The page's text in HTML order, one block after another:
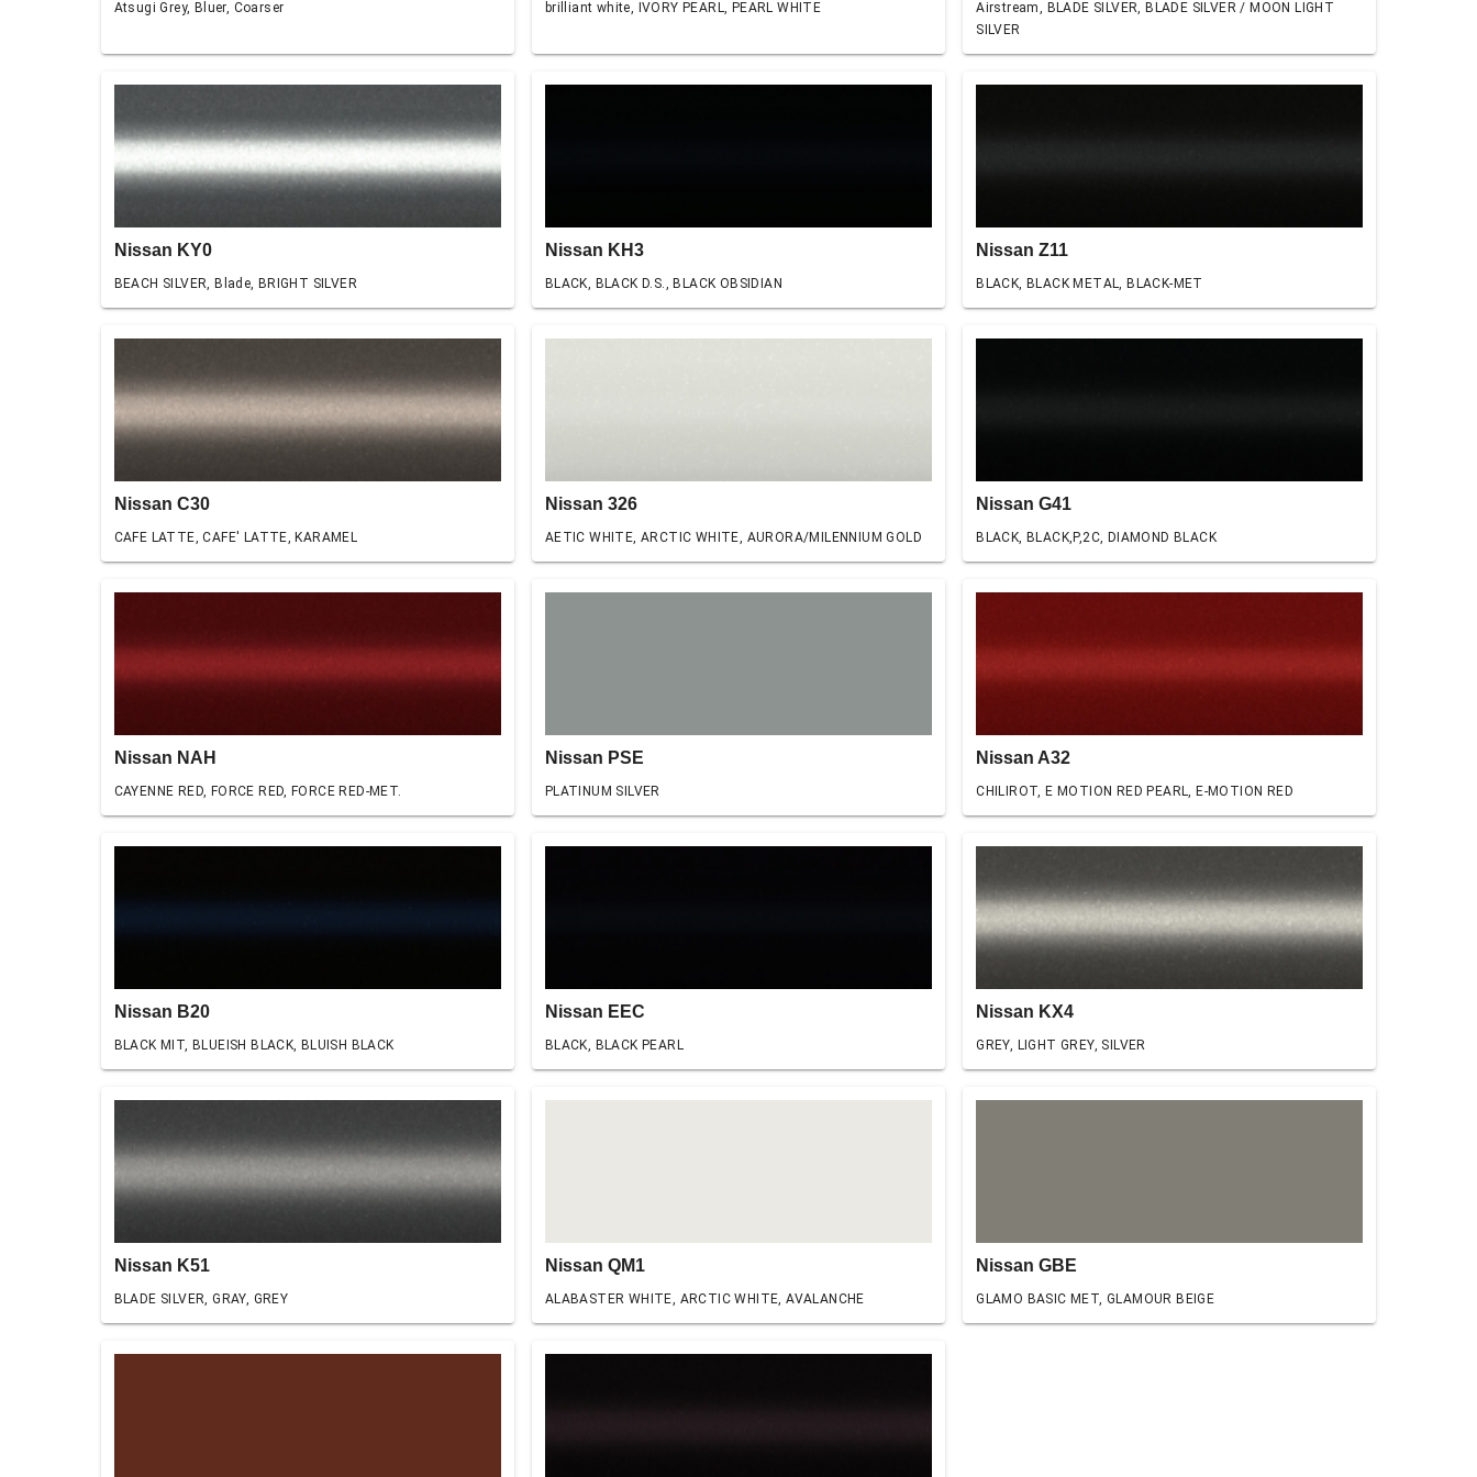
Atsugi Grey, Bluer, Coarser brilliant white, IVORY PEARL, PEARL WHITE
Airstream, BLADE SILVER, BLADE SILVER / MOON LIGHT
SILVER
Nissan KY0
BEACH SILVER, Blade, BRIGHT SILVER
Nissan KH3
BLACK, BLACK D.S., BLACK OBSIDIAN
Nissan Z11
BLACK, BLACK METAL, BLACK-MET
Nissan C30
CAFE LATTE, CAFE' LATTE, KARAMEL
Nissan 326
AETIC WHITE, ARCTIC WHITE, AURORA/MILENNIUM GOLD
Nissan G41
BLACK, BLACK,P,2C, DIAMOND BLACK
Nissan NAH
CAYENNE RED, FORCE RED, FORCE RED-MET.
Nissan PSE
PLATINUM SILVER
Nissan A32
CHILIROT, E MOTION RED PEARL, E-MOTION RED
Nissan B20
BLACK MIT, BLUEISH BLACK, BLUISH BLACK
Nissan EEC
BLACK, BLACK PEARL
Nissan KX4
GREY, LIGHT GREY, SILVER
Nissan K51
BLADE SILVER, GRAY, GREY
Nissan QM1
ALABASTER WHITE, ARCTIC WHITE, AVALANCHE
Nissan GBE
GLAMO BASIC MET, GLAMOUR BEIGE